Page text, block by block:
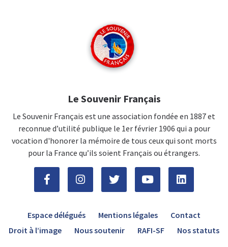
Le Souvenir Français
Le Souvenir Français est une association fondée en 1887 et
reconnue d’utilité publique le 1er février 1906 qui a pour
vocation d'honorer la mémoire de tous ceux qui sont morts
pour la France qu’ils soient Français ou étrangers.
Espace délégués Mentions légales
Contact
Droit à l’image
Nous soutenir RAFI-SF Nos statuts